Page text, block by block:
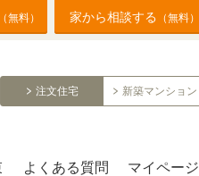
（無料） 家から相談する （無料）
注文住宅 新築マンション
よくある質問 マイページ